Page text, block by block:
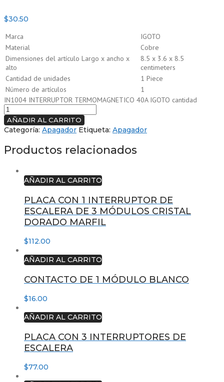
$30.50
Marca
IGOTO
Material
Cobre
Dimensiones del artículo Largo x ancho x
alto
8.5 x 3.6 x 8.5
centimeters
Cantidad de unidades
1 Piece
Número de artículos
1
IN1004 INTERRUPTOR TERMOMAGNETICO 40A IGOTO cantidad
AÑADIR AL CARRITO
Categoría: Apagador Etiqueta: Apagador
Productos relacionados
AÑADIR AL CARRITO
PLACA CON 1 INTERRUPTOR DE
ESCALERA DE 3 MÓDULOS CRISTAL
DORADO MARFIL
$112.00
AÑADIR AL CARRITO
CONTACTO DE 1 MÓDULO BLANCO
$16.00
AÑADIR AL CARRITO
PLACA CON 3 INTERRUPTORES DE
ESCALERA
$77.00